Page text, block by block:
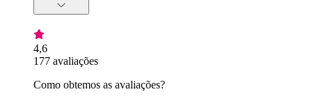
4,6
177 avaliações
Como obtemos as avaliações?